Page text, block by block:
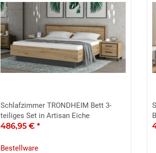
Schlafzimmer TRONDHEIM Bett 3-
teiliges Set in Artisan Eiche
486,95 € *
Bestellware